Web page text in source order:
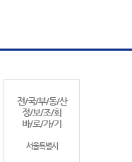
전/국/부/동/산
정/보/조/회
바/로/가/기
서울특별시